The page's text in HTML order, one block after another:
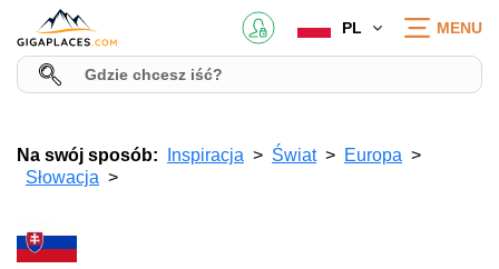
PL MENU
Na swój sposób: Inspiracja Świat
Europa
Słowacja